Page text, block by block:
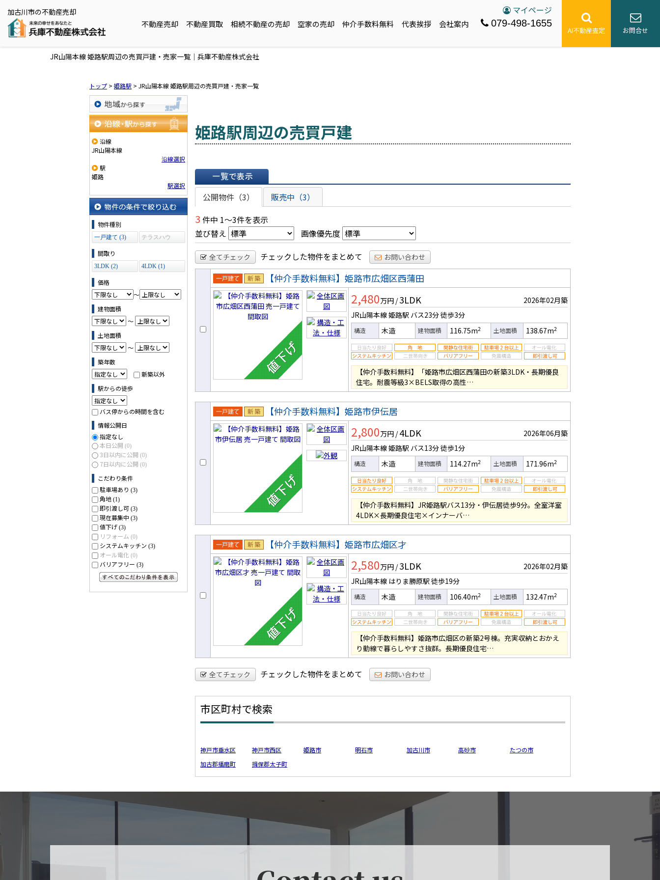
加古川市の不動産売却
不動産売却 不動産買取 相続不動産の売却 空家の売却 仲介手数料無料 代表挨拶 会社案内
マイページ
079-498-1655
AI不動産査定 お問合せ
JR山陽本線 姫路駅周辺の売買戸建・売家一覧｜兵庫不動産株式会社
トップ > 姫路駅 > JR山陽本線 姫路駅周辺の売買戸建・売家一覧
地域から探す
沿線・駅から探す
沿線
JR山陽本線
沿線選択
駅
姫路
駅選択
物件の条件で絞り込む
物件種別
一戸建て (3)
テラスハウ
間取り
3LDK (2) 4LDK (1)
価格
～
建物面積
～
土地面積
～
築年数
新築以外
駅からの徒歩
バス停からの時間を含む
情報公開日
指定なし
本日公開 (0)
3日以内に公開 (0)
7日以内に公開 (0)
こだわり条件
駐車場あり (3)
角地 (1)
即引渡し可 (3)
現在募集中 (3)
値下げ (3)
リフォーム (0)
システムキッチン (3)
オール電化 (0)
バリアフリー (3)
姫路駅周辺の売買戸建
一覧で表示
公開物件（3） 販売中（3）
3 件中 1～3件を表示
並び替え
画像優先度
全てチェック チェックした物件をまとめて お問い合わせ
売一戸建
て
新築
【仲介手数料無料】姫路市広畑区西蒲田
2,480万円 / 3LDK
2026年02月築
JR山陽本線 姫路駅 バス23分徒歩3分
構造 木造 建物面積 116.75m2 土地面積 138.67m2
【仲介手数料無料】「姫路市広畑区西蒲田の新築3LDK・長期優良
住宅。耐震等級3×BELS取得の高性…
売一戸建
て
新築
【仲介手数料無料】姫路市伊伝居
2,800万円 / 4LDK
2026年06月築
JR山陽本線 姫路駅 バス13分徒歩1分
構造 木造 建物面積 114.27m2 土地面積 171.96m2
【仲介手数料無料】JR姫路駅バス13分・伊伝居徒歩9分。全室洋室
4LDK×長期優良住宅×インナーバ…
売一戸建
て
新築
【仲介手数料無料】姫路市広畑区才
2,580万円 / 3LDK
2026年02月築
JR山陽本線 はりま勝原駅 徒歩19分
構造 木造 建物面積 106.40m2 土地面積 132.47m2
【仲介手数料無料】姫路市広畑区の新築2号棟。充実収納とおかえ
り動線で暮らしやすさ抜群。長期優良住宅…
全てチェック チェックした物件をまとめて お問い合わせ
市区町村で検索
神戸市垂水区 神戸市西区 姫路市 明石市 加古川市 高砂市
たつの市
加古郡播磨町
揖保郡太子町